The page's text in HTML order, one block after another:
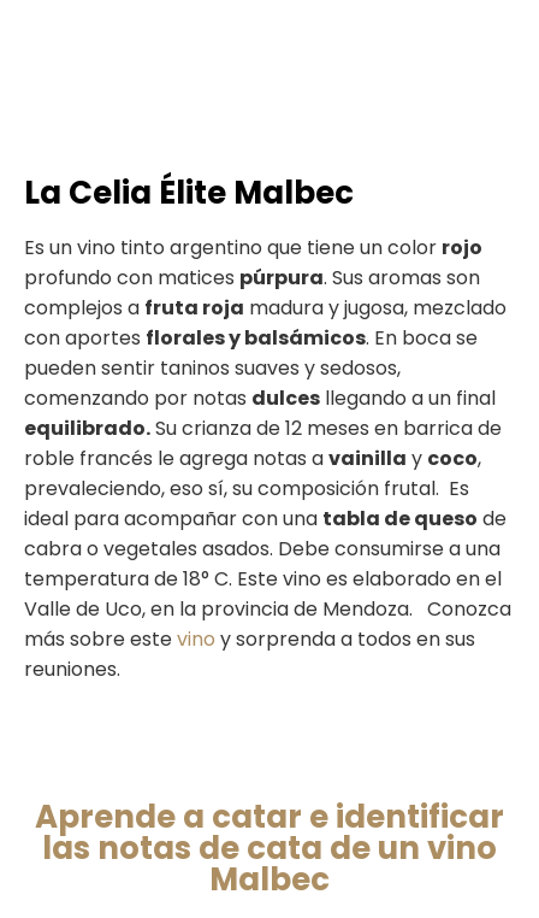
La Celia Élite Malbec
Es un vino tinto argentino que tiene un color rojo
profundo con matices púrpura. Sus aromas son
complejos a fruta roja madura y jugosa, mezclado
con aportes floralesybalsámicos. En boca se
pueden sentir taninos suaves y sedosos,
comenzando por notas dulces llegando a un final
equilibrado.Su crianza de 12 meses en barrica de
roble francés le agrega notas avainilla y coco,
prevaleciendo, eso sí, su composición frutal. Es
ideal para acompañar con una tabla de queso de
cabra o vegetales asados. Debe consumirse a una
temperatura de 18° C. Este vino es elaborado en el
Valle de Uco, en la provincia de Mendoza. Conozca
más sobre estevino y sorprenda a todos en sus
reuniones.
Aprende a catar e identificar
las notas de cata de un vino
Malbec